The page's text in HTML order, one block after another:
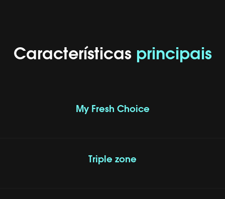
Características principais
My Fresh Choice
Triple zone